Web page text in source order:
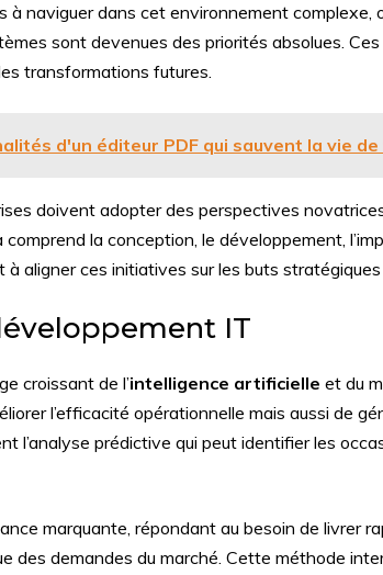
à naviguer dans cet environnement complexe,
sont devenues des priorités absolues.
transformations futures.
d'un éditeur PDF qui sauvent la vie
doivent adopter des perspectives
la conception, le développement,
aligner ces initiatives sur les buts stratégiques
IT
croissant de l’intelligence artificielle et du
l’efficacité opérationnelle mais aussi de
l’analyse prédictive qui peut identifier les
marquante, répondant au besoin de livrer
des demandes du marché. Cette méthode